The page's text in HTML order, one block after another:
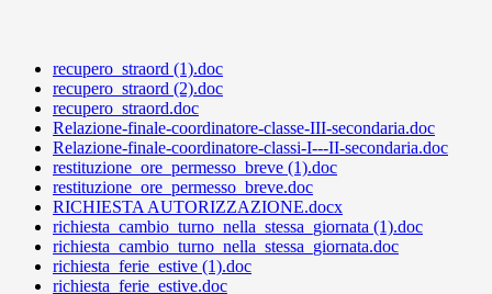
recupero_straord (1).doc
recupero_straord (2).doc
recupero_straord.doc
Relazione-finale-coordinatore-classe-III-secondaria.doc
Relazione-finale-coordinatore-classi-I---II-secondaria.doc
restituzione_ore_permesso_breve (1).doc
restituzione_ore_permesso_breve.doc
RICHIESTA AUTORIZZAZIONE.docx
richiesta_cambio_turno_nella_stessa_giornata (1).doc
richiesta_cambio_turno_nella_stessa_giornata.doc
richiesta_ferie_estive (1).doc
richiesta_ferie_estive.doc